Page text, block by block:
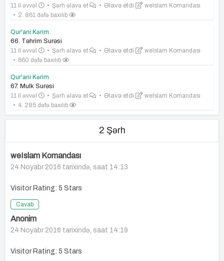
11 il əvvəl
Şərh əlavə et Əlavə etdi
weIslam Komandası
2. 861 dəfə baxılıb
Qur'ani Kərim
66. Təhrim Surəsi
11 il əvvəl
Şərh əlavə et Əlavə etdi
weIslam Komandası
660 dəfə baxılıb
Qur'ani Kərim
67. Mulk Surəsi
11 il əvvəl
Şərh əlavə et Əlavə etdi
weIslam Komandası
4. 285 dəfə baxılıb
2 Şərh
weIslam Komandası
24 Noyabr 2016 tarixində, saat 14:13
Visitor Rating: 5 Stars
Cavab
Anonim
24 Noyabr 2016 tarixində, saat 14:19
Visitor Rating: 5 Stars